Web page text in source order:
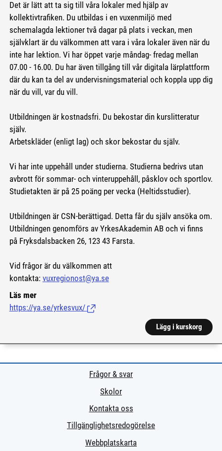
Det är lätt att ta sig till våra lokaler med hjälp av
kollektivtrafiken. Du utbildas i en vuxenmiljö med
schemalagda lektioner två dagar på plats i veckan, men
självklart är du välkommen att vara i våra lokaler även när du
inte har lektion. Vi har öppet varje måndag- fredag mellan
07.00 - 16.00. Du har även tillgång till vår digitala lärplattform
där du kan ta del av undervisningsmaterial och koppla upp dig
när du vill, var du vill.
Utbildningen är kostnadsfri. Du bekostar din kurslitteratur
själv.
Arbetskläder (enligt lag) och skor bekostar du själv.
Vi har inte uppehåll under studierna. Studierna bedrivs utan
avbrott för sommar- och vinteruppehåll, påsklov och sportlov.
Studietakten är på 25 poäng per vecka (Heltidsstudier).
Utbildningen är CSN-berättigad. Detta får du själv ansöka om.
Utbildningen genomförs av YrkesAkademin AB och vi finns
på Fryksdalsbacken 26, 123 43 Farsta.
Vid frågor är du välkommen att
kontakta: vuxregionost@ya.se
Läs mer
https://ya.se/yrkesvux/ (Länk till extern sida.)
Lägg i kurskorg
Frågor & svar
Skolor
Kontakta oss
Tillgänglighetsredogörelse
Webbplatskarta